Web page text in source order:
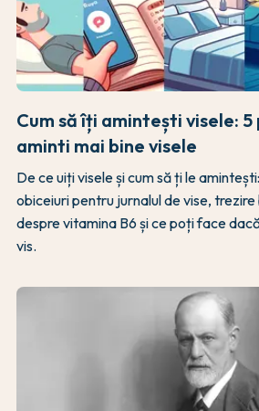
Cum să îți amintești visele:
aminti mai bine visele
De ce uiți visele și cum să ți le
obiceiuri pentru jurnalul de vise,
despre vitamina B6 și ce poți face
vis.